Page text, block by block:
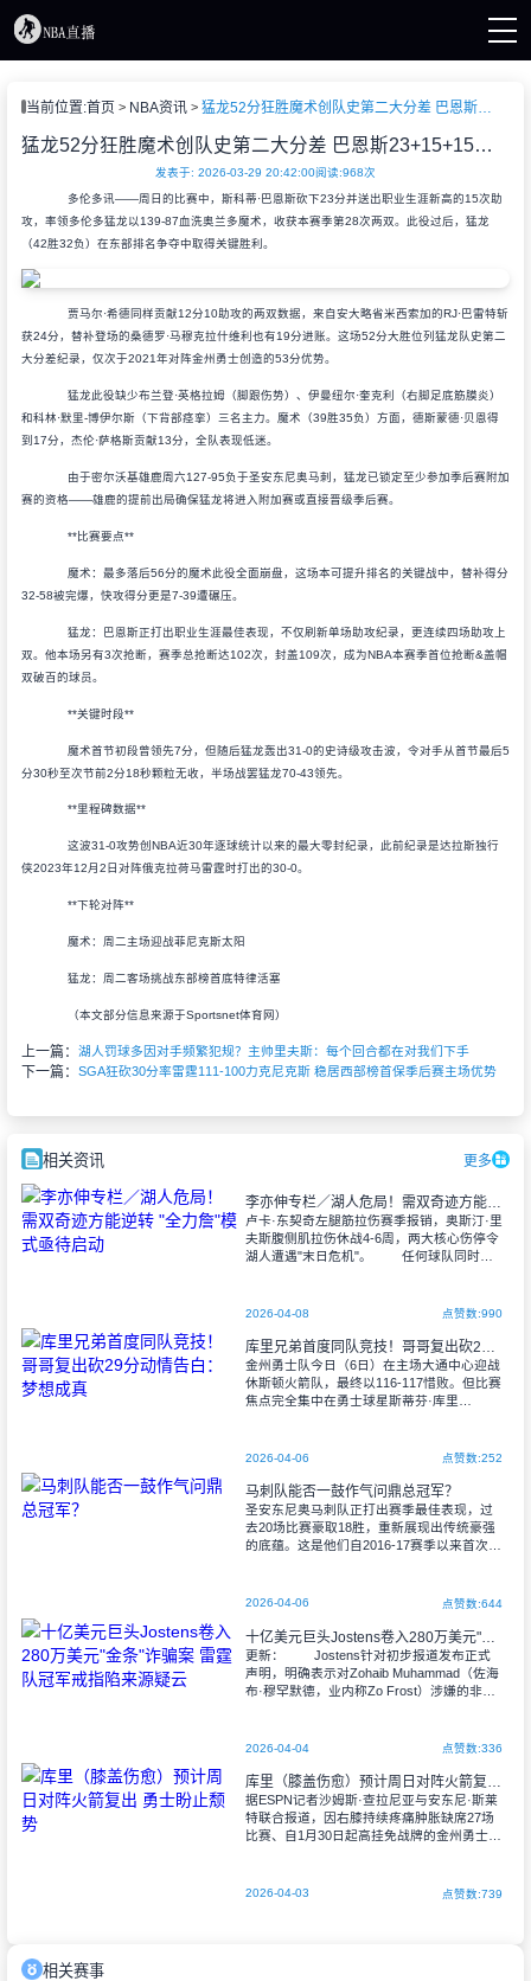
播
播
当前位置:首页 NBA资讯 猛龙52分狂胜魔术创队史第二大分差 巴恩斯23+15+15助攻创新高
猛龙52分狂胜魔术创队史第二大分差 巴恩斯23+15+15助攻创新高
发表于: 2026-03-29 20:42:00阅读:968次
多伦多讯——周日的比赛中，斯科蒂·巴恩斯砍下23分并送出职业生涯新高的15次助
攻，率领多伦多猛龙以139-87血洗奥兰多魔术，收获本赛季第28次两双。此役过后，猛龙
（42胜32负）在东部排名争夺中取得关键胜利。
贾马尔·希德同样贡献12分10助攻的两双数据，来自安大略省米西索加的RJ·巴雷特斩
获24分，替补登场的桑德罗·马穆克拉什维利也有19分进账。这场52分大胜位列猛龙队史第二
大分差纪录，仅次于2021年对阵金州勇士创造的53分优势。
猛龙此役缺少布兰登·英格拉姆（脚跟伤势）、伊曼纽尔·奎克利（右脚足底筋膜炎）
和科林·默里-博伊尔斯（下背部痉挛）三名主力。魔术（39胜35负）方面，德斯蒙德·贝恩得
到17分，杰伦·萨格斯贡献13分，全队表现低迷。
由于密尔沃基雄鹿周六127-95负于圣安东尼奥马刺，猛龙已锁定至少参加季后赛附加
赛的资格——雄鹿的提前出局确保猛龙将进入附加赛或直接晋级季后赛。
**比赛要点**
魔术：最多落后56分的魔术此役全面崩盘，这场本可提升排名的关键战中，替补得分
32-58被完爆，快攻得分更是7-39遭碾压。
猛龙：巴恩斯正打出职业生涯最佳表现，不仅刷新单场助攻纪录，更连续四场助攻上
双。他本场另有3次抢断，赛季总抢断达102次，封盖109次，成为NBA本赛季首位抢断&盖帽
双破百的球员。
**关键时段**
魔术首节初段曾领先7分，但随后猛龙轰出31-0的史诗级攻击波，令对手从首节最后5
分30秒至次节前2分18秒颗粒无收，半场战罢猛龙70-43领先。
**里程碑数据**
这波31-0攻势创NBA近30年逐球统计以来的最大零封纪录，此前纪录是达拉斯独行
侠2023年12月2日对阵俄克拉荷马雷霆时打出的30-0。
**下轮对阵**
魔术：周二主场迎战菲尼克斯太阳
猛龙：周二客场挑战东部榜首底特律活塞
（本文部分信息来源于Sportsnet体育网）
上一篇： 湖人罚球多因对手频繁犯规？主帅里夫斯：每个回合都在对我们下手
下一篇： SGA狂砍30分率雷霆111-100力克尼克斯 稳居西部榜首保季后赛主场优势
相关资讯 更多
李亦伸专栏／湖人危局！需双奇迹方能逆转 "全力詹"模式亟待启动
卢卡·东契奇左腿筋拉伤赛季报销，奥斯汀·里
夫斯腹侧肌拉伤休战4-6周，两大核心伤停令
湖人遭遇"末日危机"。 任何球队同时失
2026-04-08 点赞数:990
库里兄弟首度同队竞技！哥哥复出砍29分动情告白：梦想成真
金州勇士队今日（6日）在主场大通中心迎战
休斯顿火箭队，最终以116-117惜败。但比赛
焦点完全集中在勇士球星斯蒂芬·库里
2026-04-06 点赞数:252
马刺队能否一鼓作气问鼎总冠军？
圣安东尼奥马刺队正打出赛季最佳表现，过
去20场比赛豪取18胜，重新展现出传统豪强
的底蕴。这是他们自2016-17赛季以来首次重
2026-04-06 点赞数:644
十亿美元巨头Jostens卷入280万美元"金条"诈骗案 雷霆队冠军戒指陷来源疑云
更新： Jostens针对初步报道发布正式
声明，明确表示对Zohaib Muhammad（佐海
布·穆罕默德，业内称Zo Frost）涉嫌的非法
2026-04-04 点赞数:336
库里（膝盖伤愈）预计周日对阵火箭复出 勇士盼止颓势
据ESPN记者沙姆斯·查拉尼亚与安东尼·斯莱
特联合报道，因右膝持续疼痛肿胀缺席27场
比赛、自1月30日起高挂免战牌的金州勇士队
2026-04-03 点赞数:739
相关赛事